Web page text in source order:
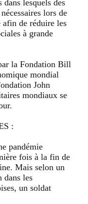
lesquels des
lors de
afin de réduire les
à grande
la Fondation Bill
mondial
John
mondiaux se
:
pandémie
fois à la fin de
Mais selon un
dans les
un soldat